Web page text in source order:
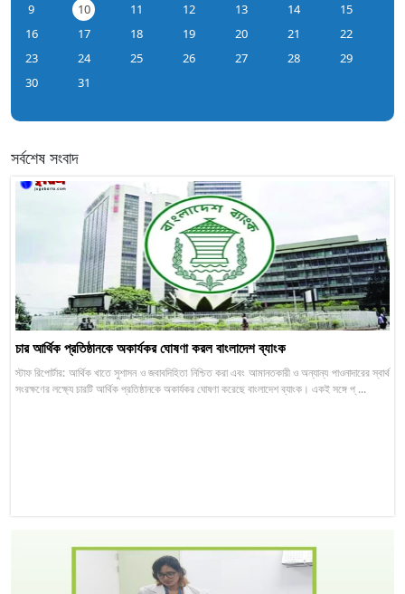
9
10 11 12 13 14
15
16
17 18 19 20 21
22
23
24 25 26 27 28
29
30
31
সর্বশেষ সংবাদ
চার আর্থিক প্রতিষ্ঠানকে অকার্যকর ঘোষণা করল বাংলাদেশ ব্যাংক
স্টাফ রিপোর্টার: আর্থিক খাতে সুশাসন ও জবাবদিহিতা নিশ্চিত করা এবং আমানতকারী ও অন্যান্য পাওনাদারের স্বার্থ
সংরক্ষণের লক্ষ্যে চারটি আর্থিক প্রতিষ্ঠানকে অকার্যকর ঘোষণা করেছে বাংলাদেশ ব্যাংক। একই সঙ্গে প্ ...